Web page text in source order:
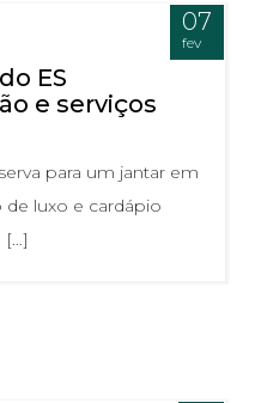
07
fev
ES
e serviços
para um jantar em
luxo e cardápio
[…]